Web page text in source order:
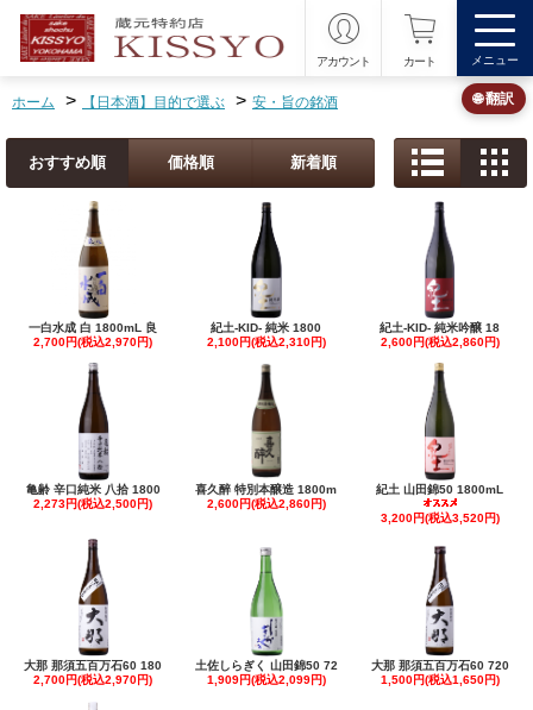
アカウント カート メニュー
ホーム > 【日本酒】目的で選ぶ > 安・旨の銘酒
おすすめ順 価格順 新着順
一白水成 白 1800mL 良
2,700円(税込2,970円)
紀土-KID- 純米 1800
2,100円(税込2,310円)
紀土-KID- 純米吟醸 18
2,600円(税込2,860円)
亀齢 辛口純米 八拾 1800
2,273円(税込2,500円)
喜久醉 特別本醸造 1800m
2,600円(税込2,860円)
紀土 山田錦50 1800mL
3,200円(税込3,520円)
大那 那須五百万石60 180
2,700円(税込2,970円)
土佐しらぎく 山田錦50 72
1,909円(税込2,099円)
大那 那須五百万石60 720
1,500円(税込1,650円)
🌐 翻訳